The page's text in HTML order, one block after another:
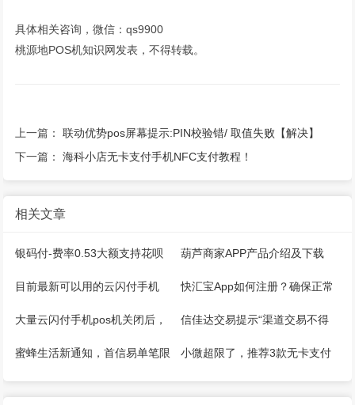
具体相关咨询，微信：qs9900
桃源地POS机知识网发表，不得转载。
上一篇：联动优势pos屏幕提示:PIN校验错/ 取值失败【解决】
下一篇：海科小店无卡支付手机NFC支付教程！
相关文章
银码付-费率0.53大额支持花呗
微信，注册开通教程
葫芦商家APP产品介绍及下载
目前最新可以用的云闪付手机
pos机推荐！
快汇宝App如何注册？确保正常
能用！
大量云闪付手机pos机关闭后，
怎么继续刷卡？
信佳达交易提示“渠道交易不得
大于100”还能用吗？其他解决方
蜜蜂生活新通知，首信易单笔限
小微超限了，推荐3款无卡支付